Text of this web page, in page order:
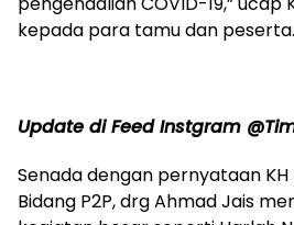
kepada para tamu dan peserta.
Update di Feed Instgram
Senada dengan pernyataan KH
Bidang P2P, drg Ahmad Jais